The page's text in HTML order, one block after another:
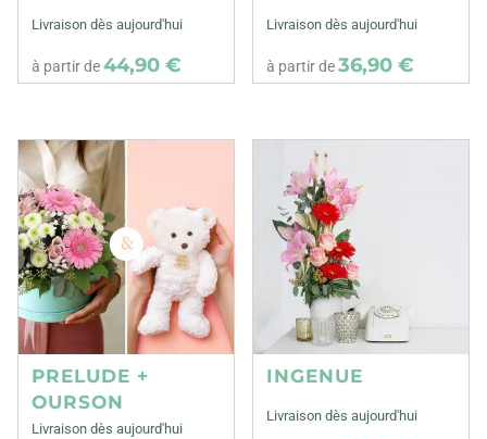
Livraison dès aujourd'hui
à partir de44,90 €
Livraison dès aujourd'hui
à partir de36,90 €
PRELUDE +
OURSON
Livraison dès aujourd'hui
INGENUE
Livraison dès aujourd'hui